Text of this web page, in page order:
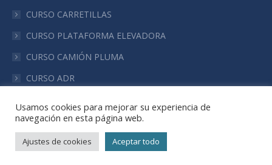
CURSO CARRETILLAS
CURSO PLATAFORMA ELEVADORA
CURSO CAMIÓN PLUMA
CURSO ADR
Usamos cookies para mejorar su experiencia de
navegación en esta página web.
Ajustes de cookies Aceptar todo